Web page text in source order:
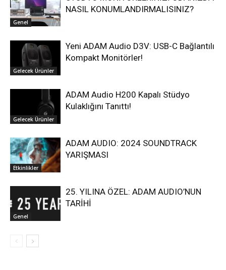
Genel
NASIL KONUMLANDIRMALISINIZ?
Gelecek Ürünler
Yeni ADAM Audio D3V: USB-C Bağlantılı
Kompakt Monitörler!
Gelecek Ürünler
ADAM Audio H200 Kapalı Stüdyo
Kulaklığını Tanıttı!
Etkinlikler
ADAM AUDIO: 2024 SOUNDTRACK
YARIŞMASI
Genel
25. YILINA ÖZEL: ADAM AUDIO’NUN
TARİHİ